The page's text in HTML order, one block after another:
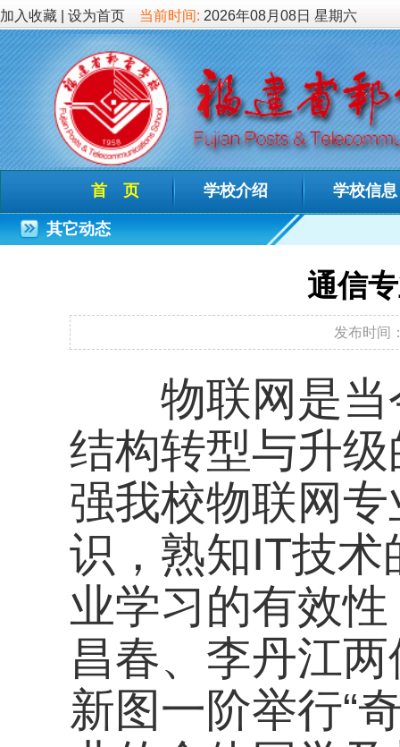
加入收藏|设为首页 当前时间:2026年08月08日 星期六
首 页 学校介绍 学校信息 德育教
通信专业教师
物联网是当今最热
结构转型与升级的一
强我校物联网专业的
识，熟知IT技术的发
业学习的有效性，3
昌春、李丹江两位具
新图一阶举行“奇妙
业的全体同学及相
李丹江老师以物联
通过介绍物联网在智
让同学们明确了物联